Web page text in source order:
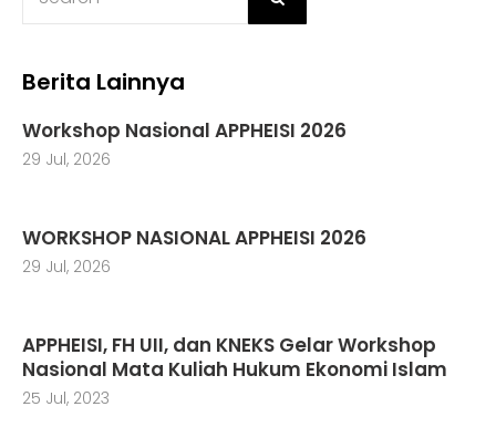
Berita Lainnya
Workshop Nasional APPHEISI 2026
29 Jul, 2026
WORKSHOP NASIONAL APPHEISI 2026
29 Jul, 2026
APPHEISI, FH UII, dan KNEKS Gelar Workshop
Nasional Mata Kuliah Hukum Ekonomi Islam
25 Jul, 2023